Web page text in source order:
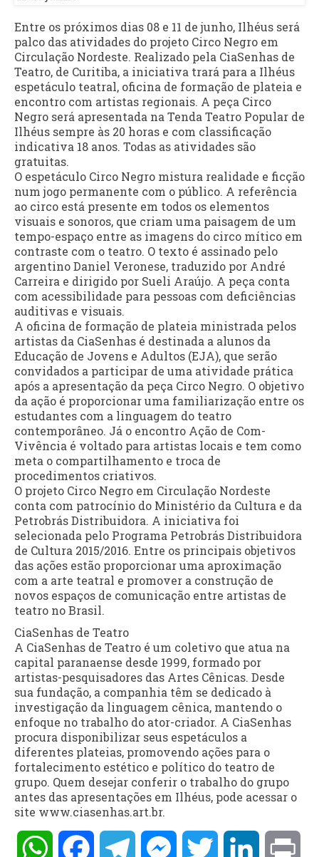
Entre os próximos dias 08 e 11 de junho, Ilhéus será
palco das atividades do projeto Circo Negro em
Circulação Nordeste. Realizado pela CiaSenhas de
Teatro, de Curitiba, a iniciativa trará para a Ilhéus
espetáculo teatral, oficina de formação de plateia e
encontro com artistas regionais. A peça Circo
Negro será apresentada na Tenda Teatro Popular de
Ilhéus sempre às 20 horas e com classificação
indicativa 18 anos. Todas as atividades são
gratuitas.
O espetáculo Circo Negro mistura realidade e ficção
num jogo permanente com o público. A referência
ao circo está presente em todos os elementos
visuais e sonoros, que criam uma paisagem de um
tempo-espaço entre as imagens do circo mítico em
contraste com o teatro. O texto é assinado pelo
argentino Daniel Veronese, traduzido por André
Carreira e dirigido por Sueli Araújo. A peça conta
com acessibilidade para pessoas com deficiências
auditivas e visuais.
A oficina de formação de plateia ministrada pelos
artistas da CiaSenhas é destinada a alunos da
Educação de Jovens e Adultos (EJA), que serão
convidados a participar de uma atividade prática
após a apresentação da peça Circo Negro. O objetivo
da ação é proporcionar uma familiarização entre os
estudantes com a linguagem do teatro
contemporâneo. Já o encontro Ação de Com-
Vivência é voltado para artistas locais e tem como
meta o compartilhamento e troca de
procedimentos criativos.
O projeto Circo Negro em Circulação Nordeste
conta com patrocínio do Ministério da Cultura e da
Petrobrás Distribuidora. A iniciativa foi
selecionada pelo Programa Petrobrás Distribuidora
de Cultura 2015/2016. Entre os principais objetivos
das ações estão proporcionar uma aproximação
com a arte teatral e promover a construção de
novos espaços de comunicação entre artistas de
teatro no Brasil.
CiaSenhas de Teatro
A CiaSenhas de Teatro é um coletivo que atua na
capital paranaense desde 1999, formado por
artistas-pesquisadores das Artes Cênicas. Desde
sua fundação, a companhia têm se dedicado à
investigação da linguagem cênica, mantendo o
enfoque no trabalho do ator-criador. A CiaSenhas
procura disponibilizar seus espetáculos a
diferentes plateias, promovendo ações para o
fortalecimento estético e político do teatro de
grupo. Quem desejar conferir o trabalho do grupo
antes das apresentações em Ilhéus, pode acessar o
site www.ciasenhas.art.br.
WhatsAppFacebookTelegramMessengerTwitter LinkedIn